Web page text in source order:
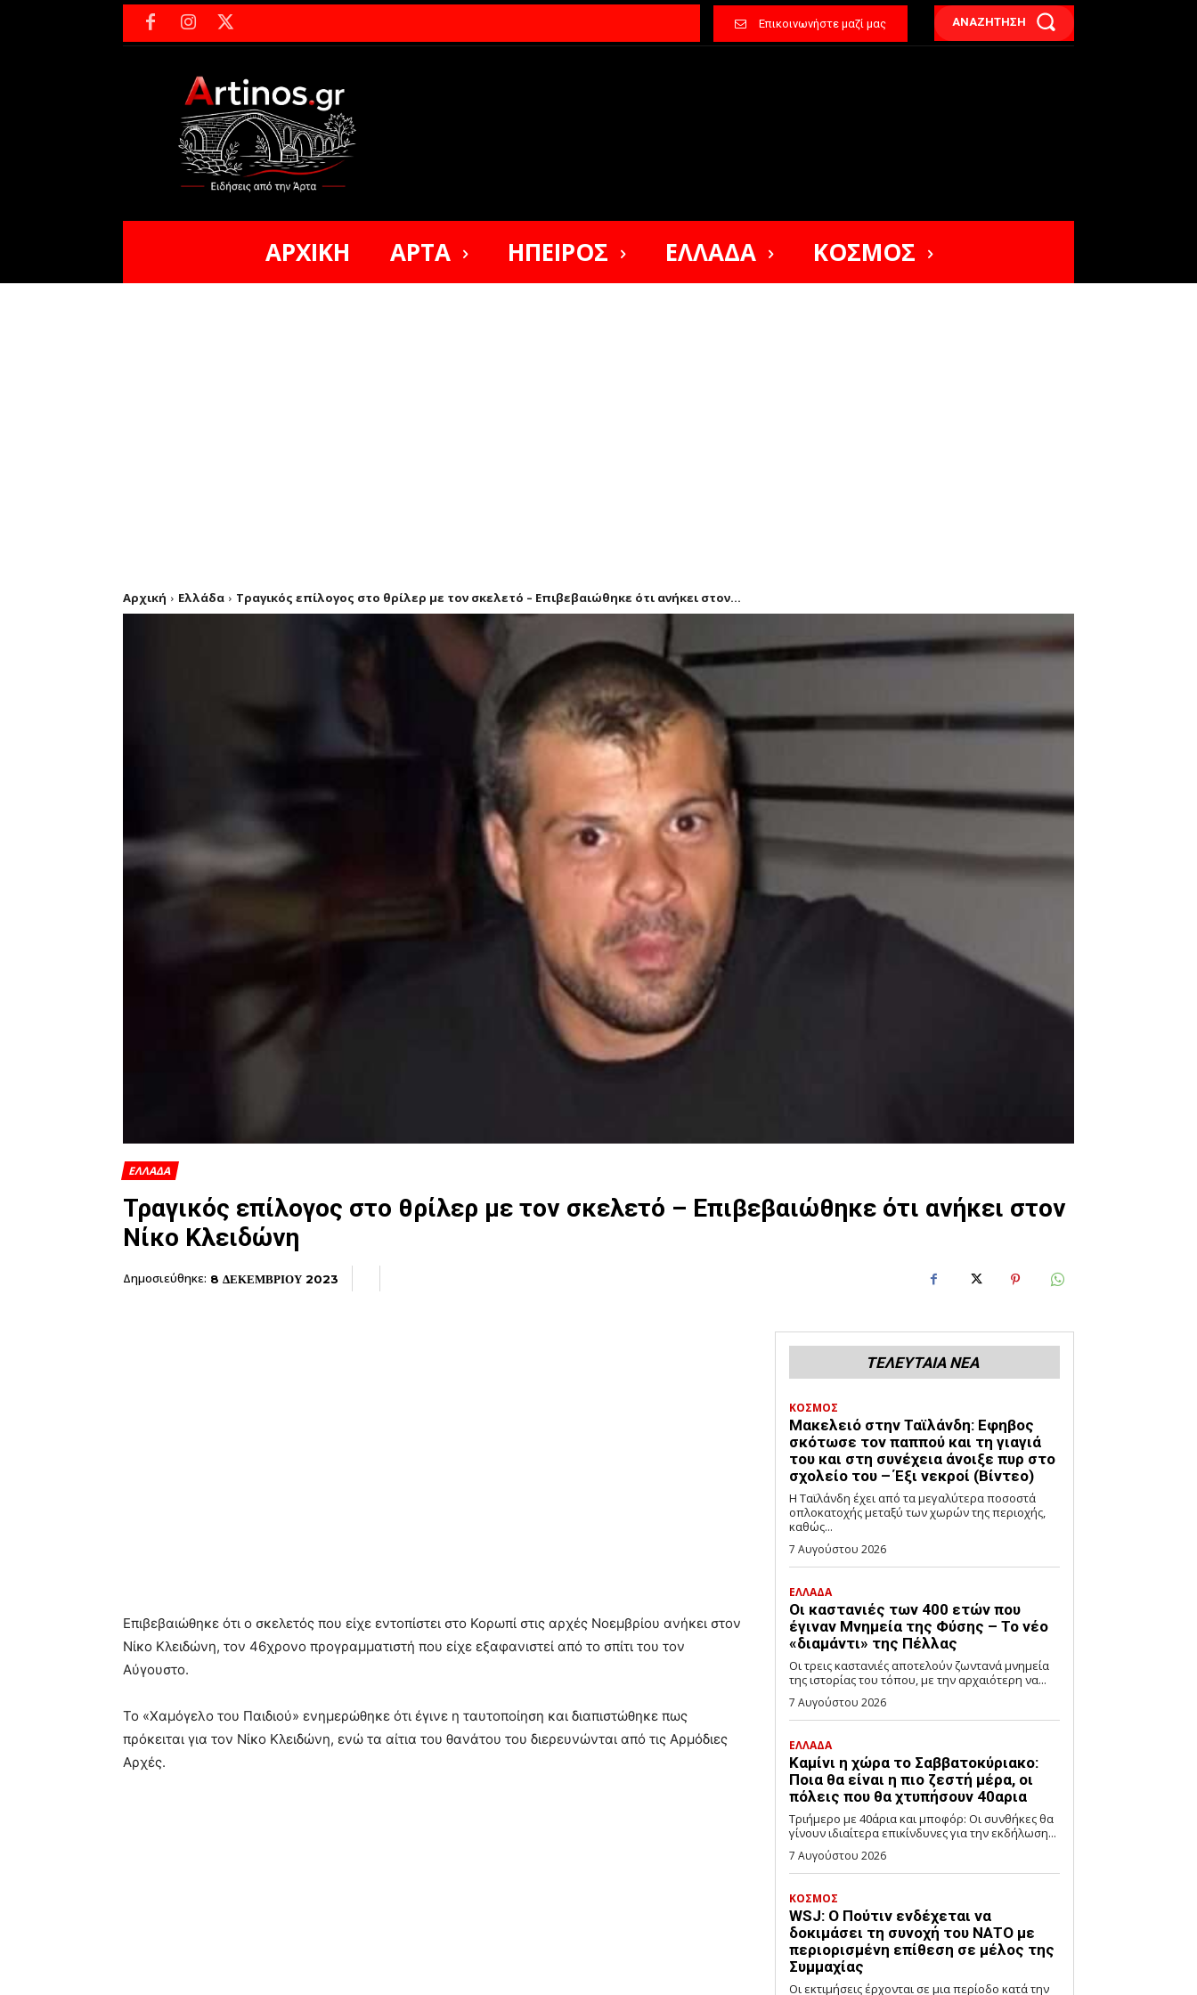
Επικοινωνήστε μαζί μας ΑΝΑΖΗΤΗΣΗ
ΑΡΧΙΚΗ ΑΡΤΑ ΗΠΕΙΡΟΣ ΕΛΛΑΔΑ ΚΟΣΜΟΣ
Αρχική Ελλάδα Τραγικός επίλογος στο θρίλερ με τον σκελετό – Επιβεβαιώθηκε ότι ανήκει στον...
ΕΛΛΑΔΑ
Τραγικός επίλογος στο θρίλερ με τον σκελετό – Επιβεβαιώθηκε ότι ανήκει στον
Νίκο Κλειδώνη
Δημοσιεύθηκε: 8 ΔΕΚΕΜΒΡΙΟΥ 2023
Επιβεβαιώθηκε ότι ο σκελετός που είχε εντοπίστει στο Κορωπί στις αρχές Νοεμβρίου ανήκει στον
Νίκο Κλειδώνη, τον 46χρονο προγραμματιστή που είχε εξαφανιστεί από το σπίτι του τον
Αύγουστο.
Το «Χαμόγελο του Παιδιού» ενημερώθηκε ότι έγινε η ταυτοποίηση και διαπιστώθηκε πως
πρόκειται για τον Νίκο Κλειδώνη, ενώ τα αίτια του θανάτου του διερευνώνται από τις Αρμόδιες
Αρχές.
ΤΕΛΕΥΤΑΙΑ ΝΕΑ
ΚΟΣΜΟΣ
Μακελειό στην Ταϊλάνδη: Εφηβος
σκότωσε τον παππού και τη γιαγιά
του και στη συνέχεια άνοιξε πυρ στο
σχολείο του – Έξι νεκροί (Βίντεο)
Η Ταϊλάνδη έχει από τα μεγαλύτερα ποσοστά
οπλοκατοχής μεταξύ των χωρών της περιοχής,
καθώς...
7 Αυγούστου 2026
ΕΛΛΑΔΑ
Οι καστανιές των 400 ετών που
έγιναν Μνημεία της Φύσης – Το νέο
«διαμάντι» της Πέλλας
Οι τρεις καστανιές αποτελούν ζωντανά μνημεία
της ιστορίας του τόπου, με την αρχαιότερη να...
7 Αυγούστου 2026
ΕΛΛΑΔΑ
Καμίνι η χώρα το Σαββατοκύριακο:
Ποια θα είναι η πιο ζεστή μέρα, οι
πόλεις που θα χτυπήσουν 40αρια
Τριήμερο με 40άρια και μποφόρ: Οι συνθήκες θα
γίνουν ιδιαίτερα επικίνδυνες για την εκδήλωση...
7 Αυγούστου 2026
ΚΟΣΜΟΣ
WSJ: Ο Πούτιν ενδέχεται να
δοκιμάσει τη συνοχή του ΝΑΤΟ με
περιορισμένη επίθεση σε μέλος της
Συμμαχίας
Οι εκτιμήσεις έρχονται σε μια περίοδο κατά την